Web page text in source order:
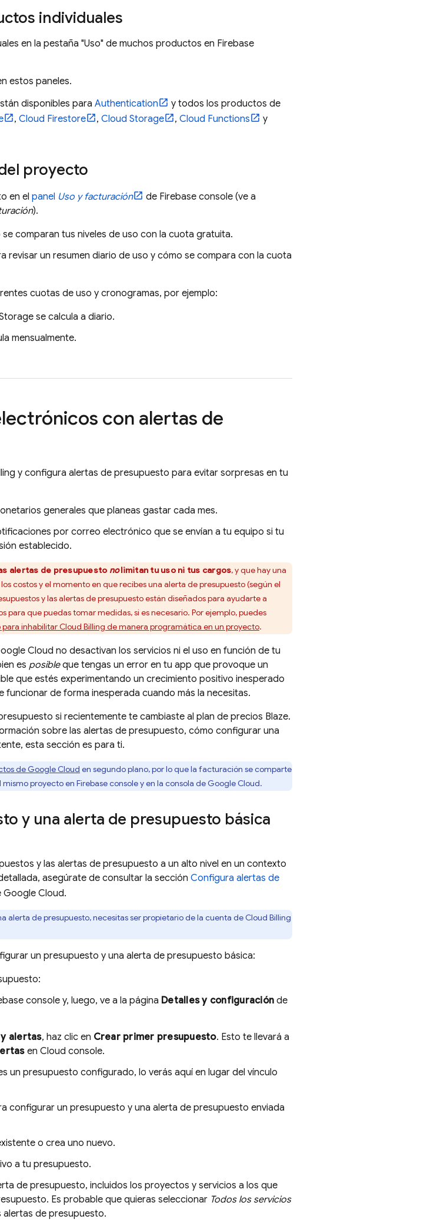
individuales
en la pestaña "Uso" de muchos productos en Firebase
estos paneles.
disponibles para Authentication
y todos los productos de
, Cloud Firestore , Cloud Storage , Cloud Functions
y
proyecto
en el panel Uso y facturación de Firebase console (ve a
).
se comparan tus niveles de uso con la cuota gratuita.
revisar un resumen diario de uso y cómo se compara con la cuota
cuotas de uso y cronogramas, por ejemplo:
se calcula a diario.
mensualmente.
con alertas de
y configura alertas de presupuesto para evitar sorpresas en tu
generales que planeas gastar cada mes.
por correo electrónico que se envían a tu equipo si tu
establecido.
alertas de presupuesto nolimitan tu uso ni tus cargos, y que hay una
costos y el momento en que recibes una alerta de presupuesto (según el
y las alertas de presupuesto están diseñados para ayudarte a
para que puedas tomar medidas, si es necesario. Por ejemplo, puedes
inhabilitarCloud Billing de manera programática en un proyecto.
Cloud no desactivan los servicios ni el uso en función de tu
es posibleque tengas un error en tu app que provoque un
que estés experimentando un crecimiento positivo inesperado
funcionar de forma inesperada cuando más la necesitas.
si recientemente te cambiaste al plan de precios Blaze.
sobre las alertas de presupuesto, cómo configurar una
esta sección es para ti.
de Google Cloud en segundo plano, por lo que la facturación se comparte
mismo proyecto en Firebaseconsole y en la consola de Google Cloud.
y una alerta de presupuesto básica
y las alertas de presupuesto a un alto nivel en un contexto
asegúrate de consultar la sección Configura alertas de
Google Cloud.
alerta de presupuesto, necesitas ser propietario de la cuenta de Cloud Billing
un presupuesto y una alerta de presupuesto básica:
console y, luego, ve a la página Detalles y configuración de
alertas, haz clic en Crear primer presupuesto. Esto te llevará a
en Cloud console.
un presupuesto configurado, lo verás aquí en lugar del vínculo
configurar un presupuesto y una alerta de presupuesto enviada
o crea uno nuevo.
a tu presupuesto.
de presupuesto, incluidos los proyectos y servicios a los que
Es probable que quieras seleccionar Todos los servicios
alertas de presupuesto.